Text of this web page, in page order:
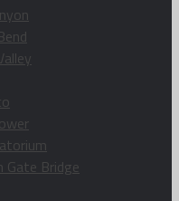
Gate Bridge